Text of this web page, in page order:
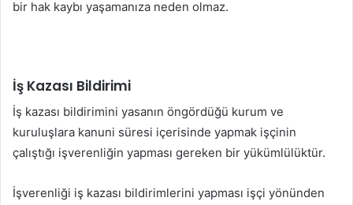
bir hak kaybı yaşamanıza neden olmaz.
İş Kazası Bildirimi
İş kazası bildirimini yasanın öngördüğü kurum ve
kuruluşlara kanuni süresi içerisinde yapmak işçinin
çalıştığı işverenliğin yapması gereken bir yükümlülüktür.
İşverenliği iş kazası bildirimlerini yapması işçi yönünden